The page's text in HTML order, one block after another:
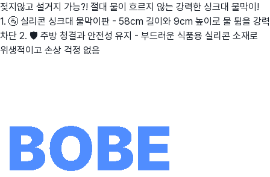
젖지않고 설거지 가능?! 절대 물이 흐르지 않는 강력한 싱크대 물막이!
1. 🚰 실리콘 싱크대 물막이판 - 58cm 길이와 9cm 높이로 물 튐을 강력
차단 2. 🛡️ 주방 청결과 안전성 유지 - 부드러운 식품용 실리콘 소재로
위생적이고 손상 걱정 없음